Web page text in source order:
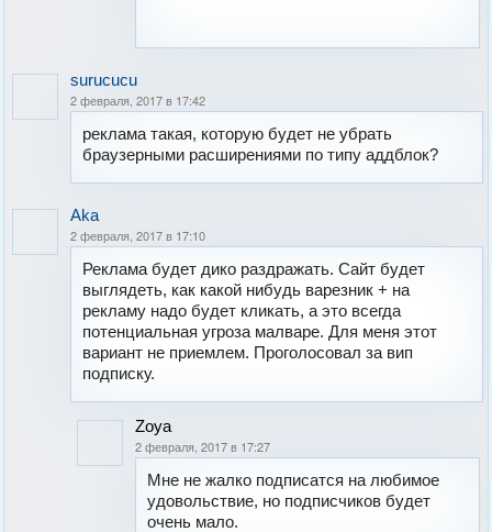
surucucu
2 февраля, 2017 в 17:42
реклама такая, которую будет не убрать
браузерными расширениями по типу аддблок?
Aka
2 февраля, 2017 в 17:10
Реклама будет дико раздражать. Сайт будет
выглядеть, как какой нибудь варезник + на
рекламу надо будет кликать, а это всегда
потенциальная угроза малваре. Для меня этот
вариант не приемлем. Проголосовал за вип
подписку.
Zoya
2 февраля, 2017 в 17:27
Мне не жалко подписатся на любимое
удовольствие, но подписчиков будет
очень мало.